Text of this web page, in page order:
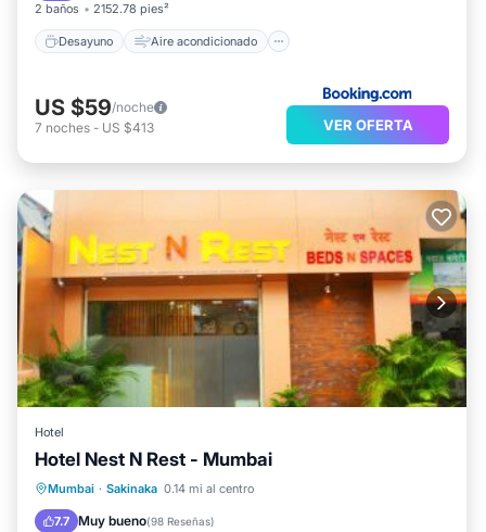
2 baños 2152.78 pies²
Desayuno Aire acondicionado
US $59/noche
7 noches - US $413 VER OFERTA
Hotel
Hotel Nest N Rest - Mumbai
Mumbai · Sakinaka 0.14 mi al centro
7.7 Muy bueno(98 Reseñas)
Desayuno
Aparcamiento
Aire acondicionado